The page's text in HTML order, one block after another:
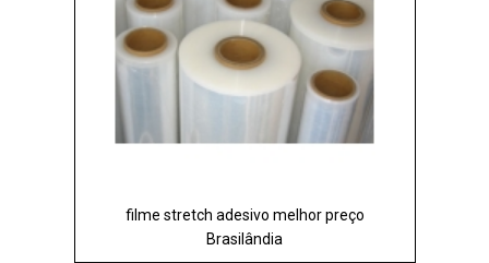
filme stretch adesivo melhor preço
Brasilândia